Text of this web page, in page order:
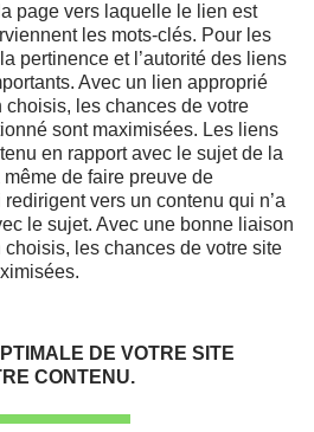
page vers laquelle le lien est
les mots-clés. Pour les
pertinence et l’autorité des liens
Avec un lien approprié
les chances de votre
sont maximisées. Les liens
en rapport avec le sujet de la
de faire preuve de
vers un contenu qui n’a
le sujet. Avec une bonne liaison
les chances de votre site
DE VOTRE SITE
CONTENU.